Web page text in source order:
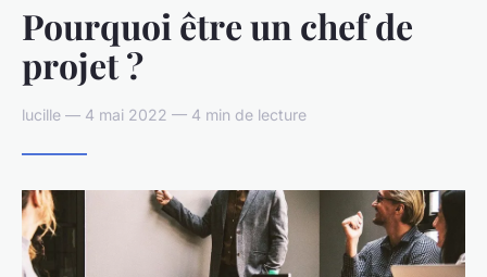
Pourquoi être un chef de
projet ?
lucille — 4 mai 2022 — 4 min de lecture